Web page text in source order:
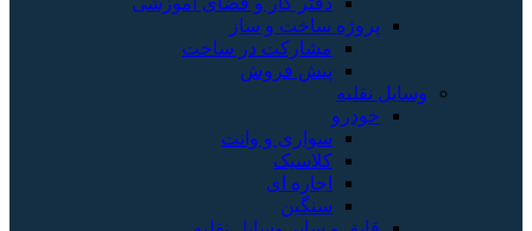
پروژه ساخت و ساز
مشارکت در ساخت
پیش فروش
وسایل نقلیه
خودرو
سواری و وانت
کلاسیک
اجاره ای
سنگین